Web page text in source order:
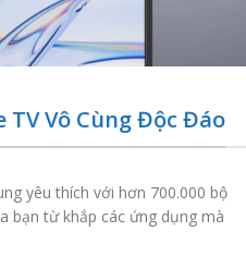
TV Vô Cùng Độc Đáo
yêu thích với hơn 700.000 bộ
bạn từ khắp các ứng dụng mà